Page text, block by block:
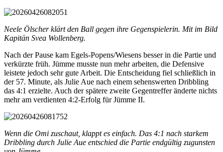
Neele Ölscher klärt den Ball gegen ihre Gegenspielerin. Mit im Bild
Kapitän Svea Wollenberg.
Nach der Pause kam Egels-Popens/Wiesens besser in die Partie und
verkürzte früh. Jümme musste nun mehr arbeiten, die Defensive
leistete jedoch sehr gute Arbeit. Die Entscheidung fiel schließlich in
der 57. Minute, als Julie Aue nach einem sehenswerten Dribbling
das 4:1 erzielte. Auch der spätere zweite Gegentreffer änderte nichts
mehr am verdienten 4:2-Erfolg für Jümme II.
Wenn die Omi zuschaut, klappt es einfach. Das 4:1 nach starkem
Dribbling durch Julie Aue entschied die Partie endgültig zugunsten